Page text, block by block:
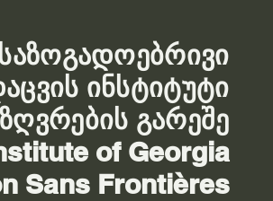
ინსტიტუტი
გარეშე
of Georgia
Sans Frontières